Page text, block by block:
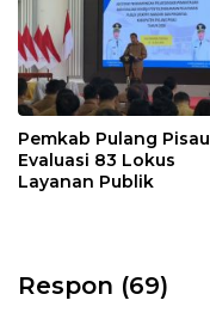
Pemkab Pulang Pisau
Evaluasi 83 Lokus
Layanan Publik
Respon (69)